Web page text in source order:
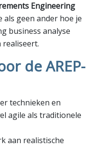
Engineering
als geen ander hoe je
business analyse
de AREP-
technieken en
agile als traditionele
aan realistische